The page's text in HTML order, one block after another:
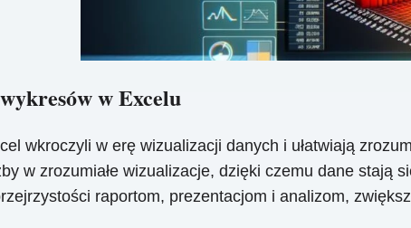
w Excelu
wkroczyli w erę wizualizacji danych i ułatwiają
w zrozumiałe wizualizacje, dzięki czemu dane stają
raportom, prezentacjom i analizom,